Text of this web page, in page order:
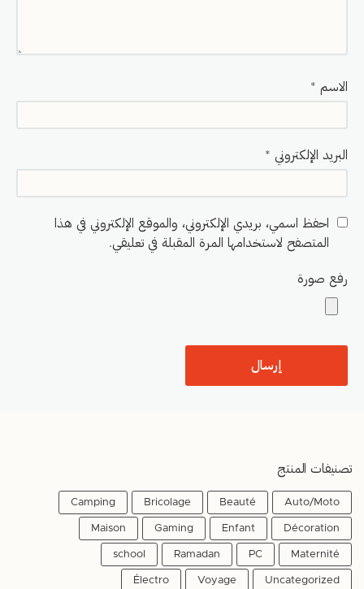
الاسم *
البريد الإلكتروني *
احفظ اسمي، بريدي الإلكتروني، والموقع الإلكتروني في هذا
المتصفح لاستخدامها المرة المقبلة في تعليقي.
رفع صورة
تصنيفات المنتج
Auto/Moto
Beauté
Bricolage
Camping
Décoration
Enfant
Gaming
Maison
Maternité
PC
Ramadan
school
Uncategorized
Voyage
Électro